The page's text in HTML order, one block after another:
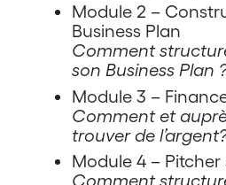
Module 2 –
Business Plan
Comment
son Business Plan
Module 3 –
Comment et
trouver de
Module 4 –
Comment